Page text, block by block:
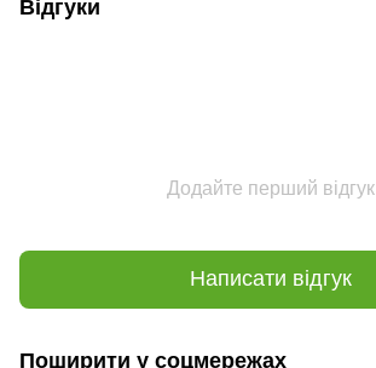
Відгуки
Додайте перший відгук
Написати відгук
Поширити у соцмережах